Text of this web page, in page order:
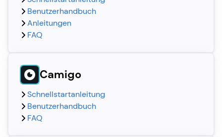
Benutzerhandbuch
Anleitungen
FAQ
Camigo
Schnellstartanleitung
Benutzerhandbuch
FAQ